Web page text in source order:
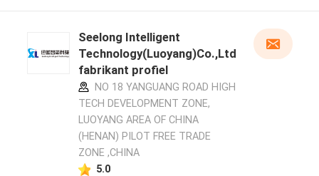
Seelong Intelligent
Technology(Luoyang)Co.,Ltd
fabrikant profiel
NO 18 YANGUANG ROAD HIGH
TECH DEVELOPMENT ZONE,
LUOYANG AREA OF CHINA
(HENAN) PILOT FREE TRADE
ZONE ,CHINA
5.0